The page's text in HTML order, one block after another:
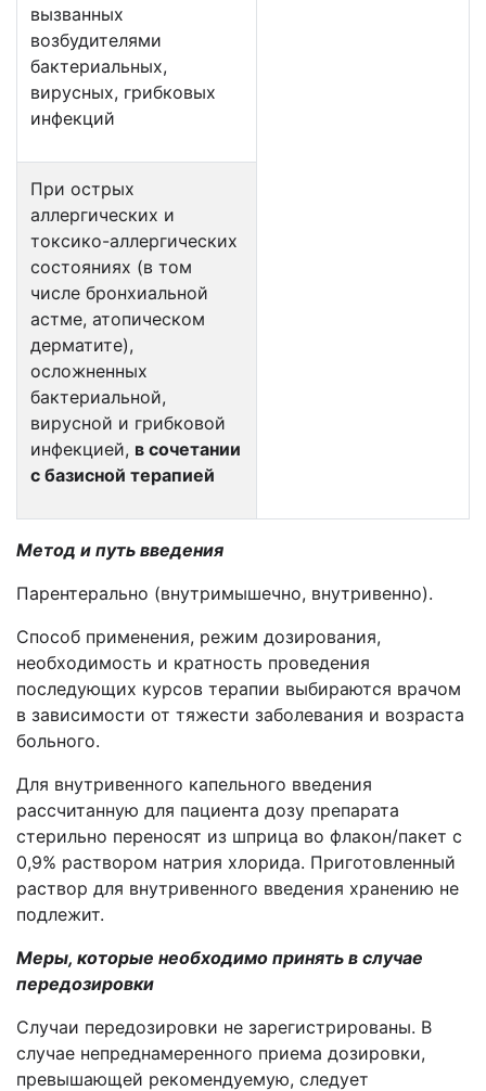
вызванных
возбудителями
бактериальных,
вирусных, грибковых
инфекций
При острых
аллергических и
токсико-аллергических
состояниях (в том
числе бронхиальной
астме, атопическом
дерматите),
осложненных
бактериальной,
вирусной и грибковой
инфекцией, в сочетании
с базисной терапией
Метод и путь введения
Парентерально (внутримышечно, внутривенно).
Способ применения, режим дозирования,
необходимость и кратность проведения
последующих курсов терапии выбираются врачом
в зависимости от тяжести заболевания и возраста
больного.
Для внутривенного капельного введения
рассчитанную для пациента дозу препарата
стерильно переносят из шприца во флакон/пакет с
0,9% раствором натрия хлорида. Приготовленный
раствор для внутривенного введения хранению не
подлежит.
Меры, которые необходимо принять в случае
передозировки
Случаи передозировки не зарегистрированы. В
случае непреднамеренного приема дозировки,
превышающей рекомендуемую, следует